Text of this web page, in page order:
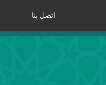
اتصل بنا